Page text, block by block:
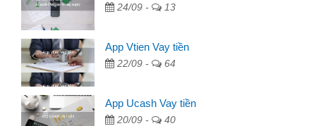
24/09 - 13
App Vtien Vay tiền
22/09 - 64
App Ucash Vay tiền
20/09 - 40